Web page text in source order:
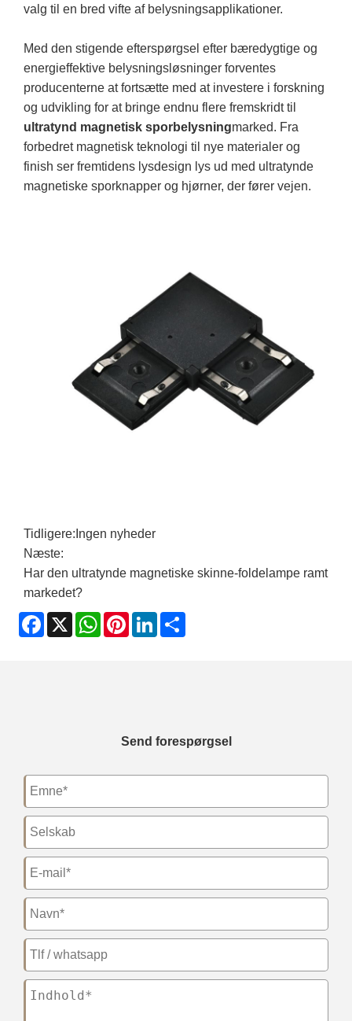
valg til en bred vifte af belysningsapplikationer.
Med den stigende efterspørgsel efter bæredygtige og
energieffektive belysningsløsninger forventes
producenterne at fortsætte med at investere i forskning
og udvikling for at bringe endnu flere fremskridt til
ultratynd magnetisk sporbelysningmarked. Fra
forbedret magnetisk teknologi til nye materialer og
finish ser fremtidens lysdesign lys ud med ultratynde
magnetiske sporknapper og hjørner, der fører vejen.
Tidligere: Ingen nyheder
Næste:
Har den ultratynde magnetiske skinne-foldelampe ramt
markedet?
Facebook
X WhatsApp
PinterestLinkedIn
Send forespørgsel